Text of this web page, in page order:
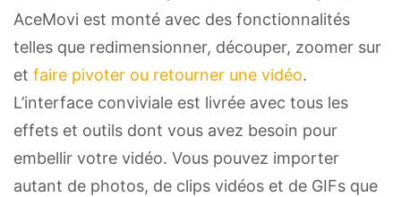
AceMovi est monté avec des fonctionnalités
telles que redimensionner, découper, zoomer sur
et faire pivoter ou retourner une vidéo.
L’interface conviviale est livrée avec tous les
effets et outils dont vous avez besoin pour
embellir votre vidéo. Vous pouvez importer
autant de photos, de clips vidéos et de GIFs que